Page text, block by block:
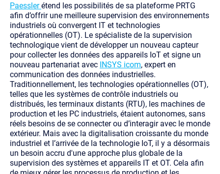
Paesslerétend les possibilités de sa plateforme PRTG
afin d’offrir une meilleure supervision des environnements
industriels où convergent IT et technologies
opérationnelles (OT). Le spécialiste de la supervision
technologique vient de développer un nouveau capteur
pour collecter les données des appareils IoT et signe un
nouveau partenariat avec INSYS icom, expert en
communication des données industrielles.
Traditionnellement, les technologies opérationnelles (OT),
telles que les systèmes de contrôle industriels ou
distribués, les terminaux distants (RTU), les machines de
production et les PC industriels, étaient autonomes, sans
réels besoins de se connecter ou d’interagir avec le monde
extérieur. Mais avec la digitalisation croissante du monde
industriel et l’arrivée de la technologie IoT, il y a désormais
un besoin accru d'une approche plus globale de la
supervision des systèmes et appareils IT et OT. Cela afin